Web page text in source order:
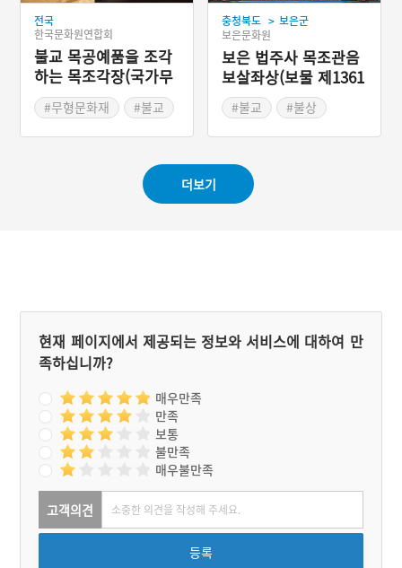
전국
한국문화원연합회
불교 목공예품을 조각
하는 목조각장(국가무
형문화재 제108호)
#무형문화재
#불교
충청북도 > 보은군
보은문화원
보은 법주사 목조관음
보살좌상(보물 제1361
호)#불교
#불상
#보은가볼만한곳
더보기
현재 페이지에서 제공되는 정보와 서비스에 대하여 만
족하십니까?
매우만족
만족
보통
불만족
매우불만족
고객의견
등록